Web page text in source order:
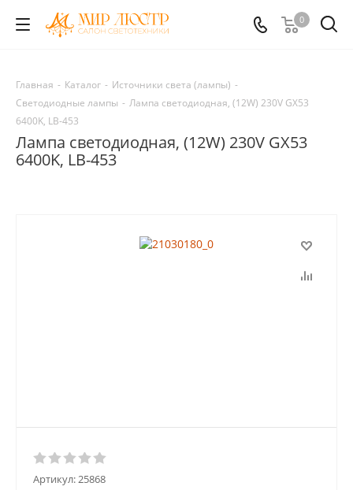
0
Главная - Каталог - Источники света (лампы) -
Светодиодные лампы - Лампа светодиодная, (12W) 230V GX53
6400K, LB-453
Лампа светодиодная, (12W) 230V GX53
6400K, LB-453
Артикул:25868